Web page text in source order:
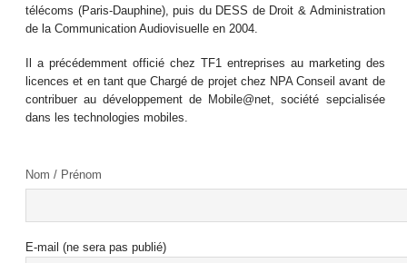
télécoms (Paris-Dauphine), puis du DESS de Droit & Administration
de la Communication Audiovisuelle en 2004.
Il a précédemment officié chez TF1 entreprises au marketing des
licences et en tant que Chargé de projet chez NPA Conseil avant de
contribuer au développement de Mobile@net, société sepcialisée
dans les technologies mobiles.
Nom / Prénom
E-mail (ne sera pas publié)